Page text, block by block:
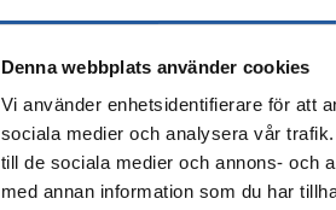
Denna webbplats använder cookies
Vi använder enhetsidentifierare för att
sociala medier och analysera vår
till de sociala medier och annons- och
med annan information som du har